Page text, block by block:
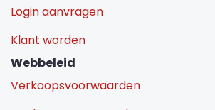
Login aanvragen
Klant worden
Webbeleid
Verkoopsvoorwaarden